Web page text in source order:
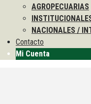
AGROPECUARIAS
NACIONALES /
Contacto
Mi Cuenta